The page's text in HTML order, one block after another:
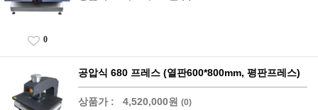
0
공압식 680 프레스 (열판600*800mm, 평판프레스)
상품가 : 4,520,000원 (0)